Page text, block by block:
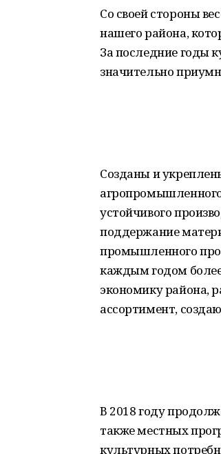
Со своей стороны
нашего района,
За последние годы
значительно
Созданы и
устойчивого
поддержание
промышленного
каждым годом
экономику района,
ассортимент,
В 2018 году
также местных
культурных